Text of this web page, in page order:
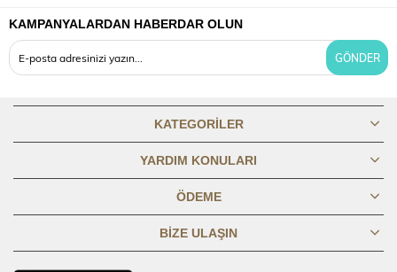
OMUZDAN
BOY
80,1 80,69 81,19 81,69 82,19 82,69 83,19
1/2
45,8 47,8 49,8 51,8 53,8 56,8 59,8 62,8
51,8 53,8 55,8 57,8 66,8
KAMPANYALARDAN HABERDAR OLUN
GÖNDER
KATEGORILER
YARDIM KONULARI
ÖDEME
BIZE ULAŞIN